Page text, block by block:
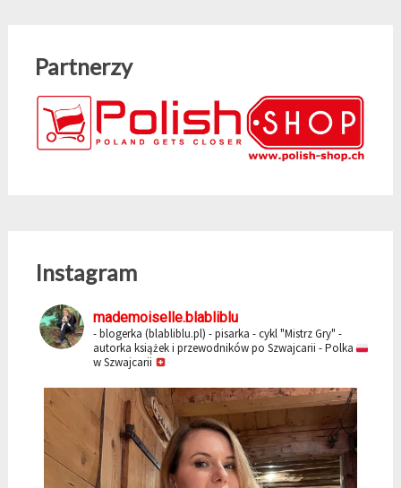
Partnerzy
Instagram
mademoiselle.blabliblu
- blogerka (blabliblu.pl) - pisarka - cykl "Mistrz Gry" -
autorka książek i przewodników po Szwajcarii - Polka
w Szwajcarii